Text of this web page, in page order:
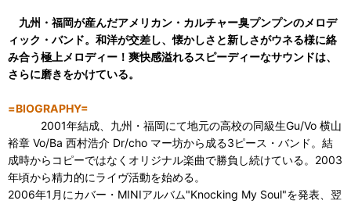
九州・福岡が産んだアメリカン・カルチャー臭プンプンのメロデ
ィック・バンド。和洋が交差し、懐かしさと新しさがウネる様に絡
み合う極上メロディー！爽快感溢れるスピーディーなサウンドは、
さらに磨きをかけている。
=BIOGRAPHY=
2001年結成、九州・福岡にて地元の高校の同級生Gu/Vo 横山
裕章 Vo/Ba 西村浩介 Dr/cho マー坊から成る3ピース・バンド。結
成時からコピーではなくオリジナル楽曲で勝負し続けている。2003
年頃から精力的にライヴ活動を始める。
2006年1月にカバー・MINIアルバム"Knocking My Soul"を発表、翌